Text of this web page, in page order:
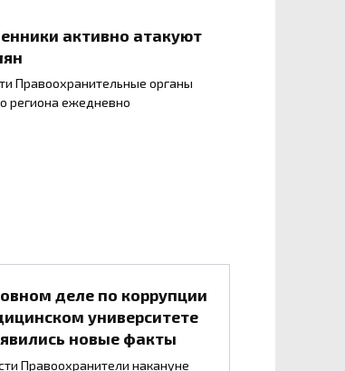
активно атакуют
Правоохранительные органы
региона ежедневно
деле по коррупции
университете
новые факты
Правоохранители накануне